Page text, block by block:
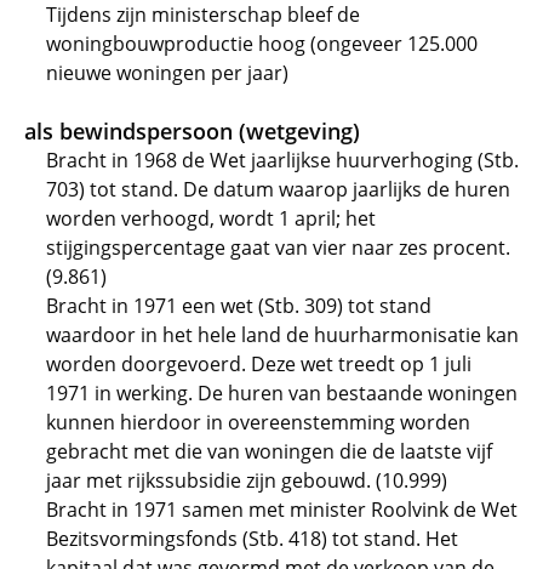
Tijdens zijn ministerschap bleef de
woningbouwproductie hoog (ongeveer 125.000
nieuwe woningen per jaar)
als bewindspersoon (wetgeving)
Bracht in 1968 de Wet jaarlijkse huurverhoging (Stb.
703) tot stand. De datum waarop jaarlijks de huren
worden verhoogd, wordt 1 april; het
stijgingspercentage gaat van vier naar zes procent.
(9.861)
Bracht in 1971 een wet (Stb. 309) tot stand
waardoor in het hele land de huurharmonisatie kan
worden doorgevoerd. Deze wet treedt op 1 juli
1971 in werking. De huren van bestaande woningen
kunnen hierdoor in overeenstemming worden
gebracht met die van woningen die de laatste vijf
jaar met rijkssubsidie zijn gebouwd. (10.999)
Bracht in 1971 samen met minister Roolvink de Wet
Bezitsvormingsfonds (Stb. 418) tot stand. Het